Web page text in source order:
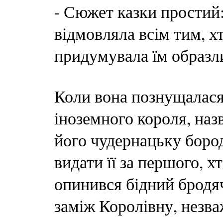
- Сюжет казки
відмовляла всім тим,
придумувала їм
Коли вона
іноземного короля,
його чудернацьку
видати її за першого,
опинився бідний
заміж Королівну,